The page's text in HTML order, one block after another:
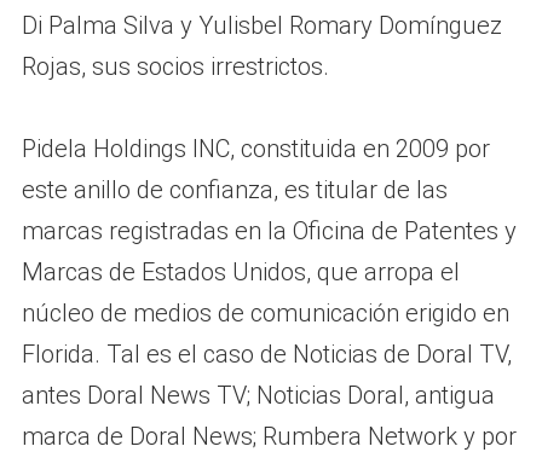
Di Palma Silva y Yulisbel Romary Domínguez
Rojas, sus socios irrestrictos.
Pidela Holdings INC, constituida en 2009 por
este anillo de confianza, es titular de las
marcas registradas en la Oficina de Patentes y
Marcas de Estados Unidos, que arropa el
núcleo de medios de comunicación erigido en
Florida. Tal es el caso de Noticias de Doral TV,
antes Doral News TV; Noticias Doral, antigua
marca de Doral News; Rumbera Network y por